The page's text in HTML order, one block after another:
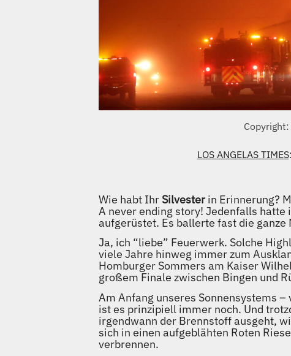
LOS ANGELAS TIMES
Wie habt IhrSilvester in Erinnerung?
A never ending story! Jedenfalls hatte
aufgerüstet. Es ballerte fast die
Ja, ich “liebe” Feuerwerk. Solche
viele Jahre hinweg immer zum
Homburger Sommers am Kaiser
großem Finale zwischen Bingen und
Am Anfang unseres Sonnensystems
ist es prinzipiell immer noch. Und
irgendwann der Brennstoff ausgeht,
sich in einen aufgeblähten Roten
verbrennen.